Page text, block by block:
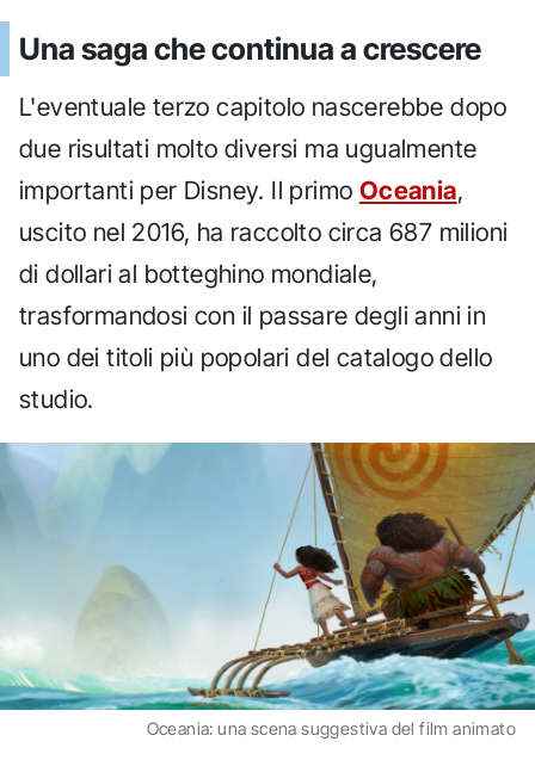
Una saga che continua a crescere
L'eventuale terzo capitolo nascerebbe dopo
due risultati molto diversi ma ugualmente
importanti per Disney. Il primo Oceania,
uscito nel 2016, ha raccolto circa 687 milioni
di dollari al botteghino mondiale,
trasformandosi con il passare degli anni in
uno dei titoli più popolari del catalogo dello
studio.
Oceania: una scena suggestiva del film animato